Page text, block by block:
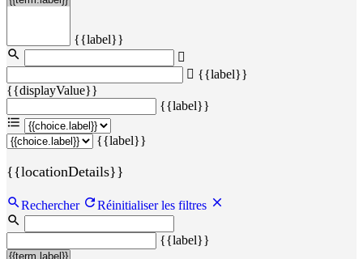
{{label}}
{{label}}
{{displayValue}}
{{label}}
{{label}}
{{locationDetails}}
Rechercher Réinitialiser les filtres
{{label}}